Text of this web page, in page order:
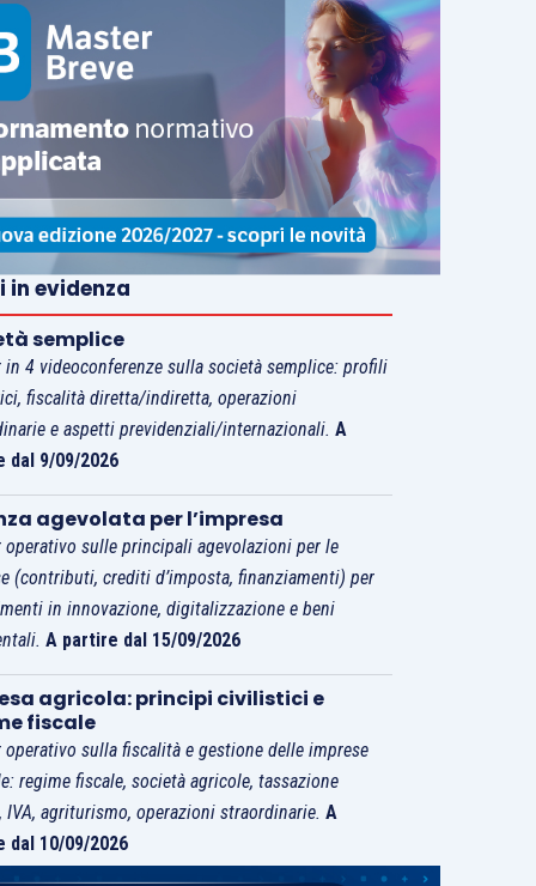
in evidenza
semplice
in 4 videoconferenze sulla società semplice: profili
fiscalità diretta/indiretta, operazioni
e aspetti previdenziali/internazionali.A
dal 9/09/2026
agevolata per l’impresa
operativo sulle principali agevolazioni per le
(contributi, crediti d’imposta, finanziamenti) per
in innovazione, digitalizzazione e beni
A partire dal 15/09/2026
agricola: principi civilistici e
fiscale
operativo sulla fiscalità e gestione delle imprese
regime fiscale, società agricole, tassazione
IVA, agriturismo, operazioni straordinarie.A
dal 10/09/2026